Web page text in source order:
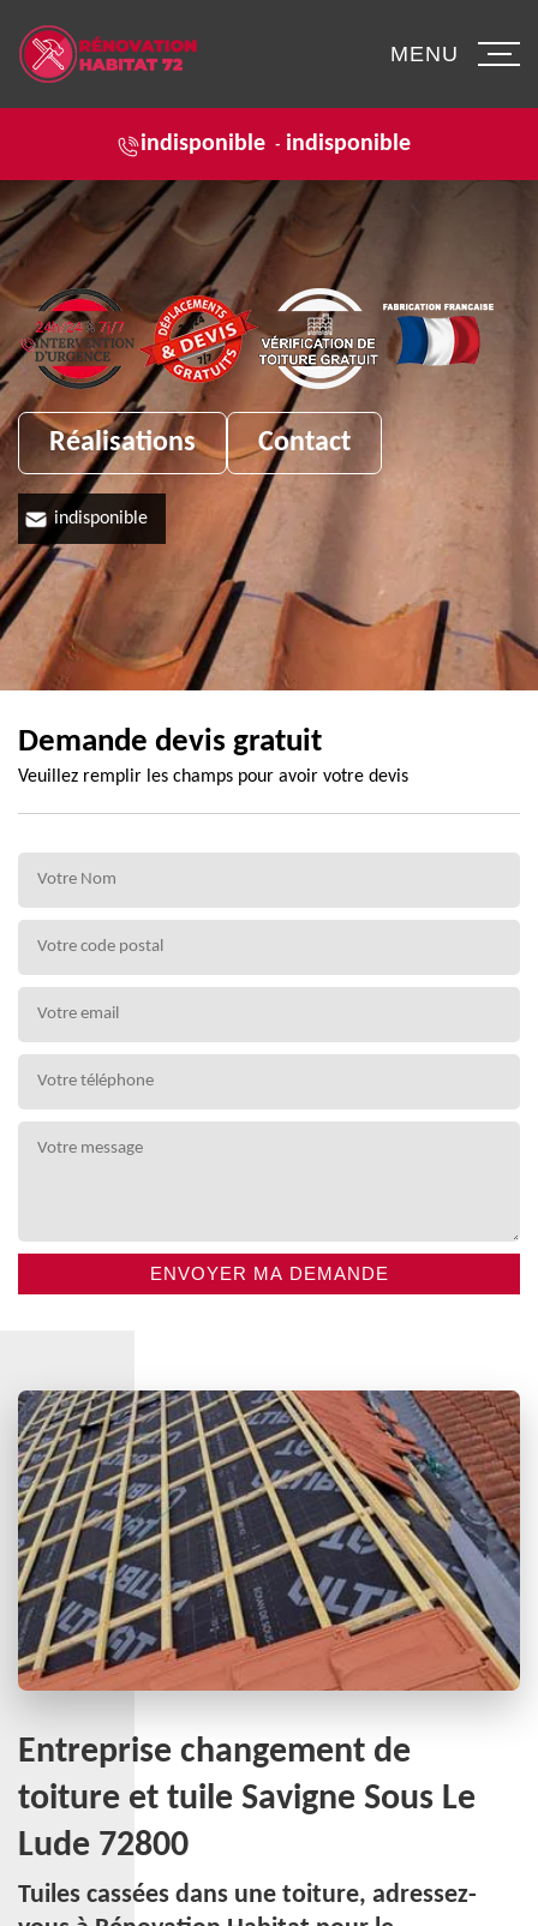
indisponible - indisponible
MENU
Réalisations Contact
indisponible
Demande devis gratuit
Veuillez remplir les champs pour avoir votre devis
Entreprise changement de
toiture et tuile Savigne Sous Le
Lude 72800
Tuiles cassées dans une toiture, adressez-